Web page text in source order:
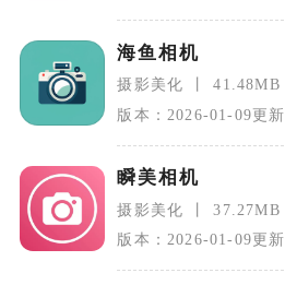
海鱼相机
摄影美化
41.48MB
版本：2026-01-09更新
瞬美相机
摄影美化
37.27MB
版本：2026-01-09更新